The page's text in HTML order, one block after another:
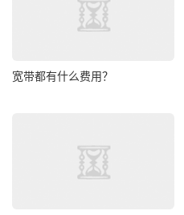
宽带都有什么费用？